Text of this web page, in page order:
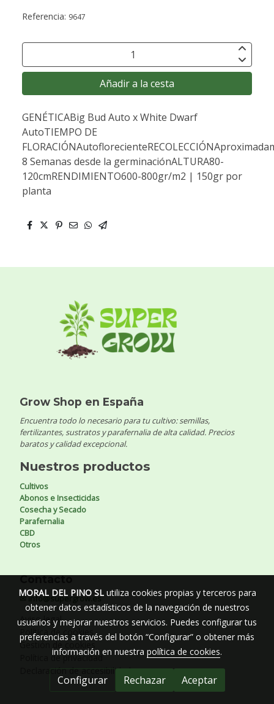
Referencia: 9647
Añadir a la cesta
GENÉTICABig Bud Auto x White Dwarf
AutoTIEMPO DE
8 Semanas desde la germinaciónALTURA80-
120cmRENDIMIENTO600-800gr/m2 | 150gr por
planta
Grow Shop en España
Encuentra todo lo necesario para tu cultivo: semillas,
fertilizantes, sustratos y parafernalia de alta calidad. Precios
baratos y calidad excepcional.
Nuestros productos
Cultivos
Abonos e Insecticidas
Cosecha y Secado
Parafernalia
CBD
Otros
Contacto
✉ info@supergrow.es
Aviso legal
Política de cookies
Gestión de cookies
Política de privacidad
Declaración de accesibilidad
MORAL DEL PINO SLutiliza cookies propias y terceros para
obtener datos estadísticos de la navegación de nuestros
usuarios y mejorar nuestros servicios. Puedes configurar tus
preferencias a través del botón “Configurar” o obtener más
información en nuestra política de cookies.
Configurar Rechazar Aceptar